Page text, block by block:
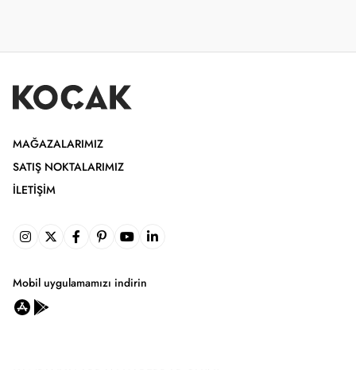
MAĞAZALARIMIZ
SATIŞ NOKTALARIMIZ
İLETIŞIM
Mobil uygulamamızı indirin